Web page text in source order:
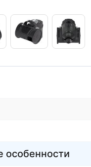
особенности